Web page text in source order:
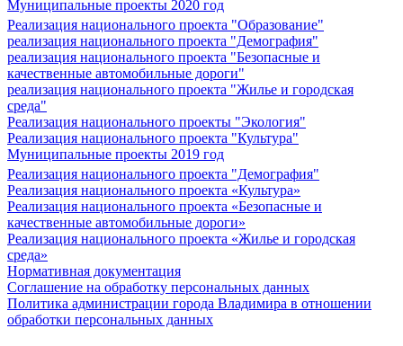
Муниципальные проекты 2020 год
Реализация национального проекта "Образование"
реализация национального проекта "Демография"
реализация национального проекта "Безопасные и
качественные автомобильные дороги"
реализация национального проекта "Жилье и городская
среда"
Реализация национального проекты "Экология"
Реализация национального проекта "Культура"
Муниципальные проекты 2019 год
Реализация национального проекта "Демография"
Реализация национального проекта «Культура»
Реализация национального проекта «Безопасные и
качественные автомобильные дороги»
Реализация национального проекта «Жилье и городская
среда»
Нормативная документация
Соглашение на обработку персональных данных
Политика администрации города Владимира в отношении
обработки персональных данных